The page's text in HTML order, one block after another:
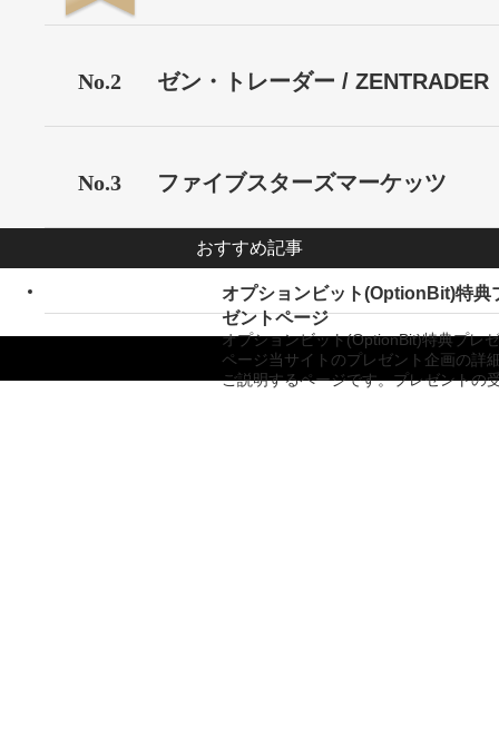
No.2 ゼン・トレーダー / ZENTRADER
No.3 ファイブスターズマーケッツ
おすすめ記事
オプションビット(OptionBit)特典
ゼントページ
オプションビット(OptionBit)特典プレ
ページ当サイトのプレゼント企画の詳
ご説明するページです。プレゼントの